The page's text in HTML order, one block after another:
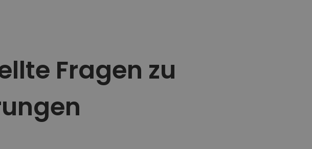
Vermögenswerte erkunden
Entdecken Sie Investitionsmöglichkeiten
Intelligente Einblicke für eine optimale
Performance
Fragen zu